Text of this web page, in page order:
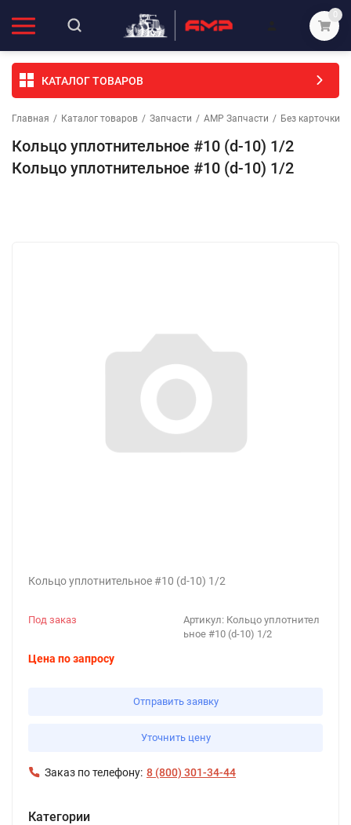
0
КАТАЛОГ ТОВАРОВ
Главная / Каталог товаров / Запчасти / АМР Запчасти / Без карточки
Кольцо уплотнительное #10 (d-10) 1/2
Кольцо уплотнительное #10 (d-10) 1/2
Кольцо уплотнительное #10 (d-10) 1/2
Артикул: Кольцо уплотнител
ьное #10 (d-10) 1/2
Под заказ
Цена по запросу
Отправить заявку
Уточнить цену
Заказ по телефону: 8 (800) 301-34-44
Категории